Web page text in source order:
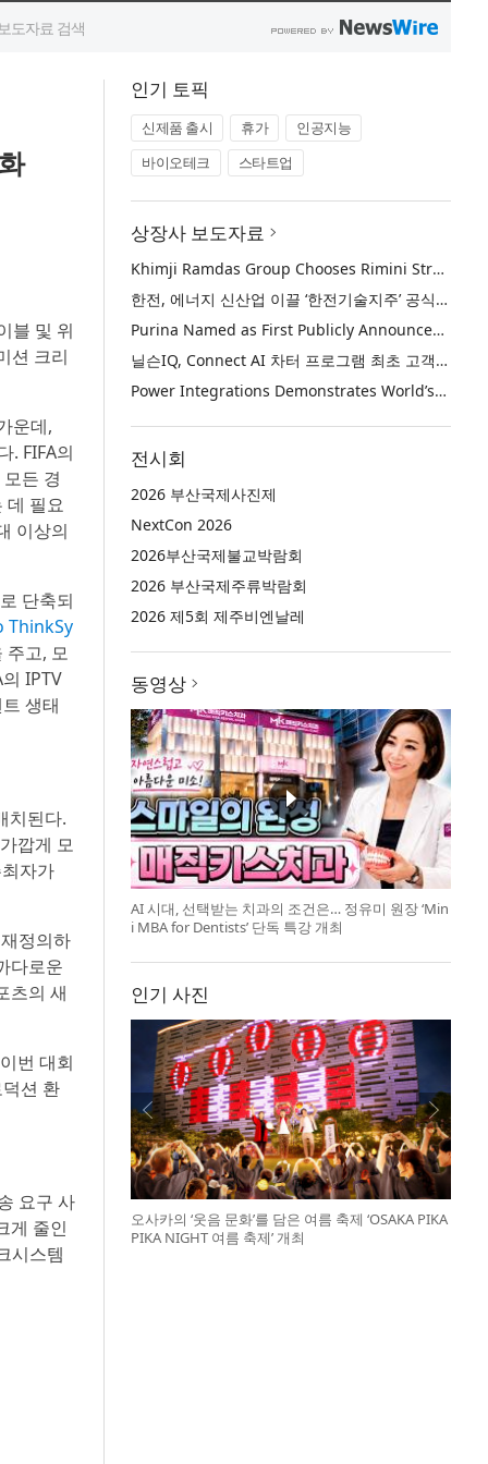
블 및 위
션 크리
운데,
. FIFA의
든 경
데 필요
이상의
단축되
ThinkSy
주고, 모
IPTV
생태
치된다.
깝게 모
자가
정의하
다로운
츠의 새
번 대회
션 환
요구 사
게 줄인
시스템
인기 토픽
신제품 출시 휴가
인공지능
바이오테크
스타트업
상장사 보도자료
Khimji Ramdas Group Chooses Rimini Street to Reduce SAP Support Costs, Protect 700+ Customizations and Reinvest Savings in Innovation
한전, 에너지 신산업 이끌 ‘한전기술지주’ 공식 출범
Purina Named as First Publicly Announced NIQ ConnectAI Charter Client
닐슨IQ, Connect AI 차터 프로그램 최초 고객사 ‘퓨리나’ 선정
Power Integrations Demonstrates World’s First 2200 V GaN Technology for Next-Era High-Voltage Power Systems
전시회
2026 부산국제사진제
NextCon 2026
2026부산국제불교박람회
2026 부산국제주류박람회
2026 제5회 제주비엔날레
동영상
AI 시대, 선택받는 치과의 조건은… 정유미 원장 ‘Min
i MBA for Dentists’ 단독 특강 개최
인기 사진
오사카의 ‘웃음 문화’를 담은 여름 축제 ‘OSAKA PIKA
PIKA NIGHT 여름 축제’ 개최